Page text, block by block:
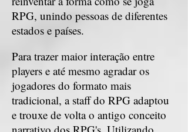
RPG, unindo pessoas de diferentes
estados e países.
Para trazer maior interação entre
players e até mesmo agradar os
jogadores do formato mais
tradicional, a staff do RPG adaptou
e trouxe de volta o antigo conceito